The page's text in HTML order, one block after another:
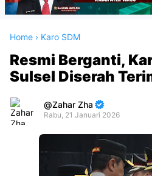
Home › Karo SDM
Resmi Berganti,
Sulsel Diserah
Zahar Zha
Rabu, 21 Januari 2026
Premium